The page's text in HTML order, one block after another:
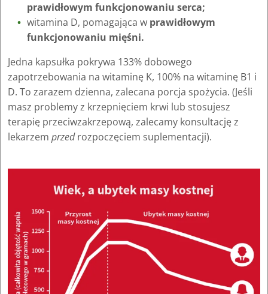
prawidłowym funkcjonowaniu serca;
witamina D, pomagająca w prawidłowym
funkcjonowaniu mięśni.
Jedna kapsułka pokrywa 133% dobowego
zapotrzebowania na witaminę K, 100% na witaminę B1 i
D. To zarazem dzienna, zalecana porcja spożycia. (Jeśli
masz problemy z krzepnięciem krwi lub stosujesz
terapię przeciwzakrzepową, zalecamy konsultację z
lekarzem przedrozpoczęciem suplementacji).